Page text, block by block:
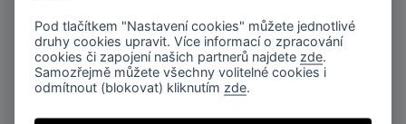
Pod tlačítkem "Nastavení cookies" můžete jednotlivé
druhy cookies upravit. Více informací o zpracování
cookies či zapojení našich partnerů najdete zde.
Samozřejmě můžete všechny volitelné cookies i
odmítnout (blokovat) kliknutím zde.